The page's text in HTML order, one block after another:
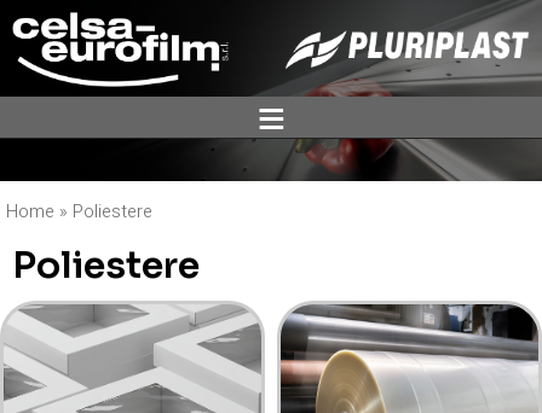
ĕ
Home » Poliestere
Poliestere